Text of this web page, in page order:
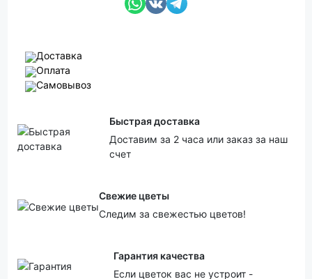
Доставка
Оплата
Самовывоз
Быстрая доставка
Доставим за 2 часа или заказ за наш
счет
Свежие цветы
Следим за свежестью цветов!
Гарантия качества
Если цветок вас не устроит -